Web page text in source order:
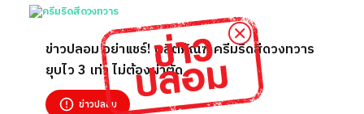
ข่าวปลอม อย่าแชร์! ผลิตภัณฑ์ ครีมริดสีดวงทวาร
ยุบไว 3 เท่า ไม่ต้องผ่าตัด
ข่าวปลอม